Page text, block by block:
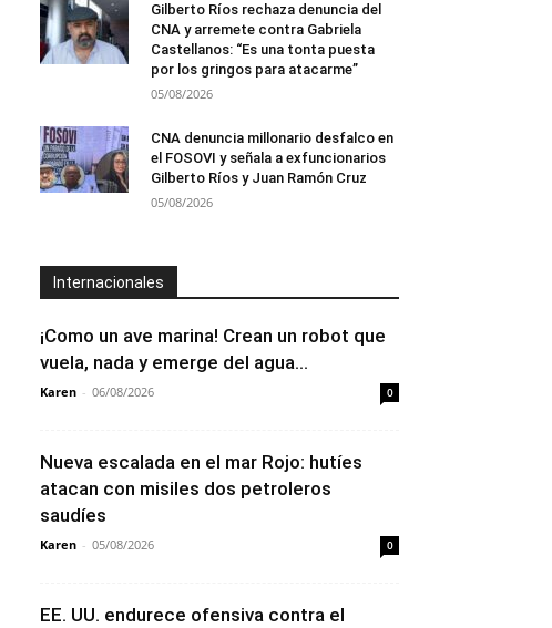
Gilberto Ríos rechaza denuncia del
CNA y arremete contra Gabriela
Castellanos: “Es una tonta puesta
por los gringos para atacarme”
05/08/2026
CNA denuncia millonario desfalco en
el FOSOVI y señala a exfuncionarios
Gilberto Ríos y Juan Ramón Cruz
05/08/2026
Internacionales
¡Como un ave marina! Crean un robot que
vuela, nada y emerge del agua...
Karen - 06/08/2026 0
Nueva escalada en el mar Rojo: hutíes
atacan con misiles dos petroleros
saudíes
Karen - 05/08/2026 0
EE. UU. endurece ofensiva contra el